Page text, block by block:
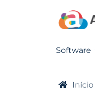
Software
Início